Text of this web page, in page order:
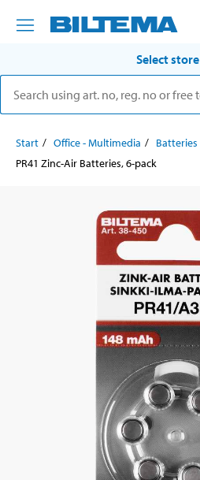
Select store
Start Office - Multimedia Batteries
PR41 Zinc-Air Batteries, 6-pack